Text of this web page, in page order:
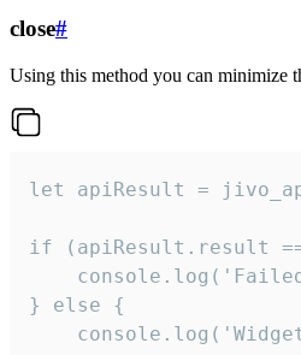
close#
Using this method you can minimize
let apiResult =
if (apiResult.result
} else {